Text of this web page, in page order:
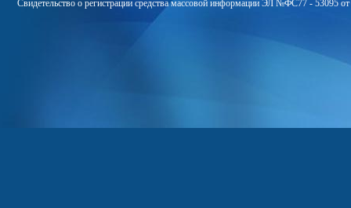
Свидетельство о регистрации средства массовой информации ЭЛ №ФС77 - 53095